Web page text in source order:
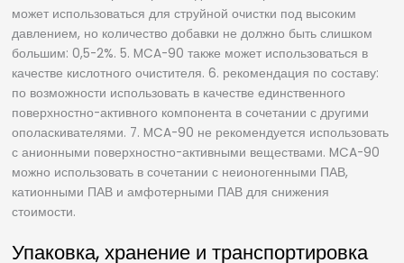
может использоваться для струйной очистки под высоким
давлением, но количество добавки не должно быть слишком
большим: 0,5-2%. 5. MCA-90 также может использоваться в
качестве кислотного очистителя. 6. рекомендация по составу:
по возможности использовать в качестве единственного
поверхностно-активного компонента в сочетании с другими
ополаскивателями. 7. MCA-90 не рекомендуется использовать
с анионными поверхностно-активными веществами. MCA-90
можно использовать в сочетании с неионогенными ПАВ,
катионными ПАВ и амфотерными ПАВ для снижения
стоимости.
Упаковка, хранение и транспортировка